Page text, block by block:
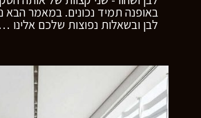
באופנה תמיד נכונים. במאמר
לבן ובשאלות נפוצות שלכם אלינו …